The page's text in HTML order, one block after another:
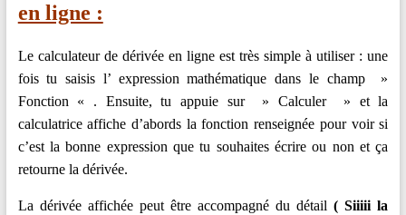
Méthodes
Résultats
en ligne :
Le calculateur de dérivée en ligne est très simple à utiliser : une
fois tu saisis l’ expression mathématique dans le champ »
Fonction « . Ensuite, tu appuie sur » Calculer » et la
calculatrice affiche d’abords la fonction renseignée pour voir si
c’est la bonne expression que tu souhaites écrire ou non et ça
retourne la dérivée.
La dérivée affichée peut être accompagné du détail( Siiiii la